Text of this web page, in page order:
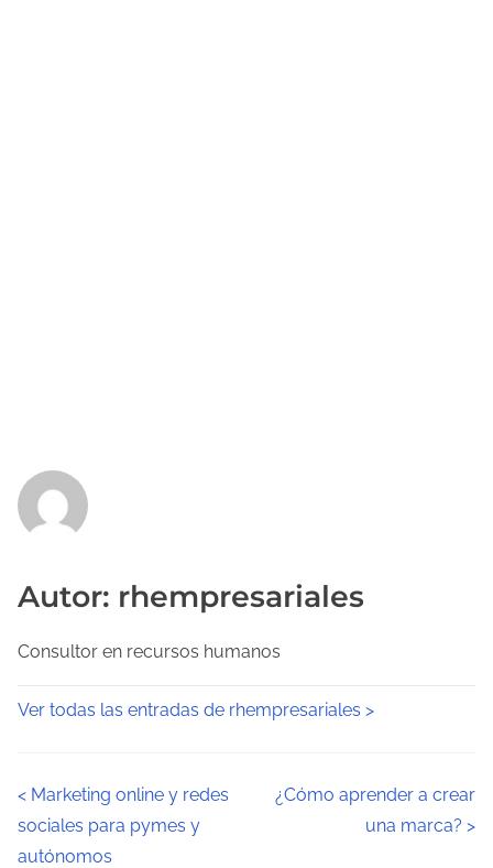
Autor: rhempresariales
Consultor en recursos humanos
Ver todas las entradas de rhempresariales >
N
a
< Marketing online y redes
sociales para pymes y
autónomos
¿Cómo aprender a crear
una marca? >